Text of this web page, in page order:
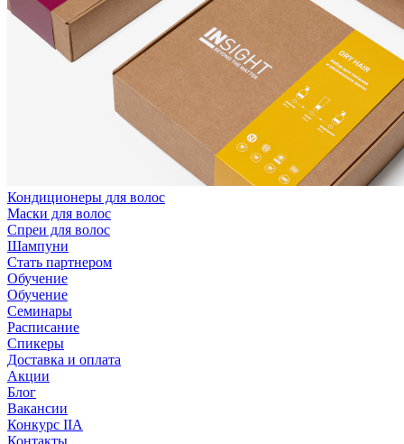
Кондиционеры для волос
Маски для волос
Спреи для волос
Шампуни
Стать партнером
Обучение
Обучение
Семинары
Расписание
Спикеры
Доставка и оплата
Акции
Блог
Вакансии
Конкурс IIA
Контакты